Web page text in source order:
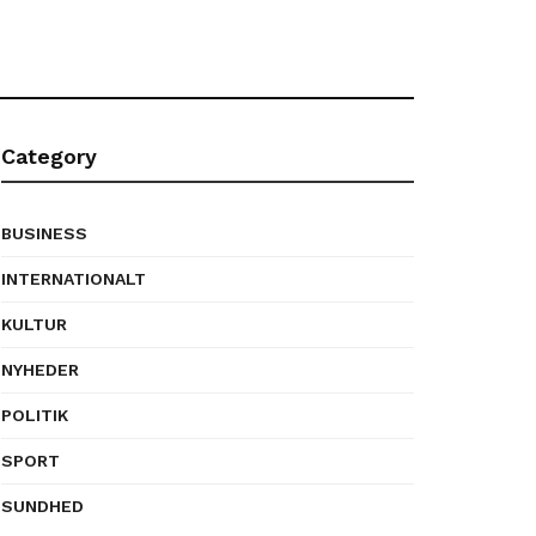
Category
BUSINESS
INTERNATIONALT
KULTUR
NYHEDER
POLITIK
SPORT
SUNDHED